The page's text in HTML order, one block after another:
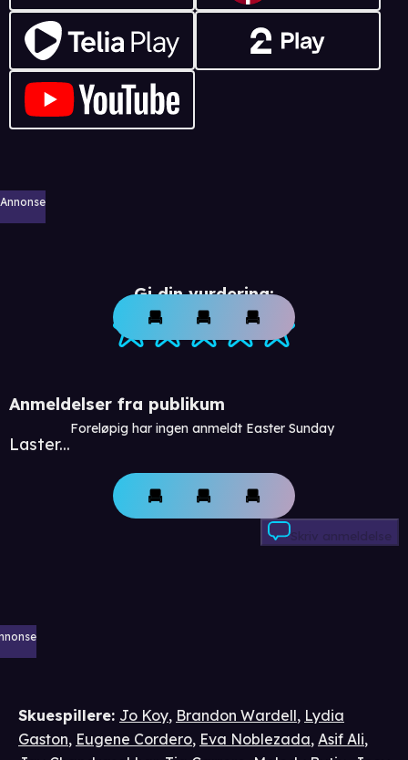
Annonse
Gi din vurdering:
Anmeldelser fra publikum
Laster...
Foreløpig har ingen anmeldt Easter Sunday
Skriv anmeldelse
Skuespillere: Jo Koy, Brandon Wardell, Lydia
Gaston, Eugene Cordero, Eva Noblezada, Asif Ali,